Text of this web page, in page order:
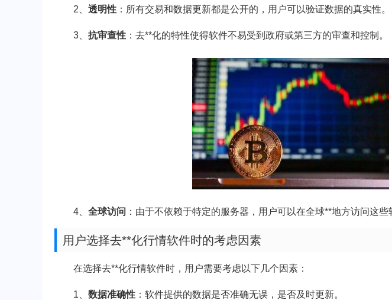
2、 透明性 ：所有交易和数据更新都是公开的，用户可以验证数据的真实性。
3、 抗审查性 ：去**化的特性使得软件不易受到政府或第三方的审查和控制。
4、 全球访问 ：由于不依赖于特定的服务器，用户可以在全球**地方访问这些
用户选择去**化行情软件时的考虑因素
在选择去**化行情软件时，用户需要考虑以下几个因素：
1、 数据准确性 ：软件提供的数据是否准确无误，是否及时更新。